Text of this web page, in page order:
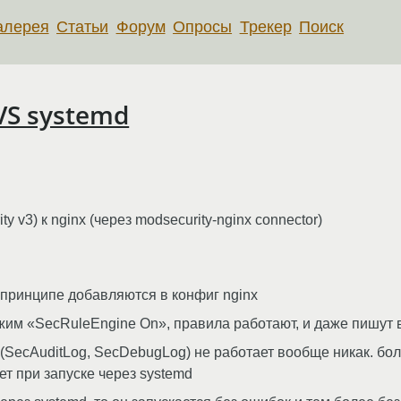
Статьи Форум Опросы Трекер Поиск
systemd
v3) к nginx (через modsecurity-nginx connector)
добавляются в конфиг nginx
«SecRuleEngine On», правила работают, и даже пишут
SecDebugLog) не работает вообще никак.
при запуске через systemd